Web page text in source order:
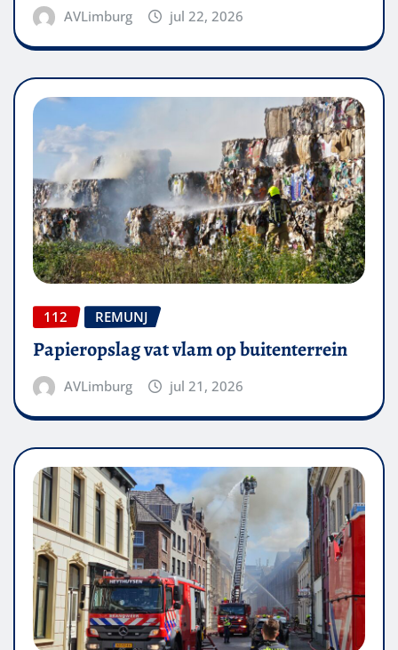
AVLimburg jul 22, 2026
112 REMUNJ
Papieropslag vat vlam op buitenterrein
AVLimburg jul 21, 2026